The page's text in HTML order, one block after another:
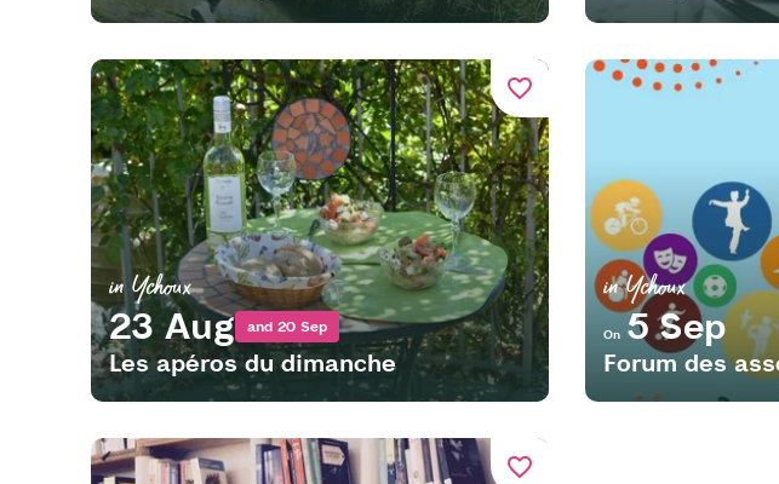
favorite_border
in Ychoux
23 Aug and 20 Sep
Les apéros du dimanche
in Ychoux
On5 Sep
Forum des
favorite_border